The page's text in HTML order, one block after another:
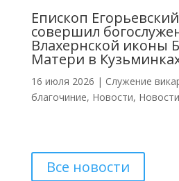
Епископ
совершил
Влахернской иконы
Матери в
16 июля 2026 | Cлужение
благочиние, Новости,
Все новости